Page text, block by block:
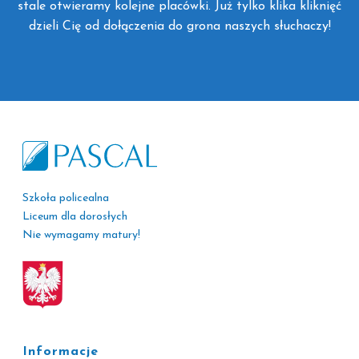
stale otwieramy kolejne placówki. Już tylko klika kliknięć
dzieli Cię od dołączenia do grona naszych słuchaczy!
Szkoła policealna
Liceum dla dorosłych
Nie wymagamy matury!
Informacje